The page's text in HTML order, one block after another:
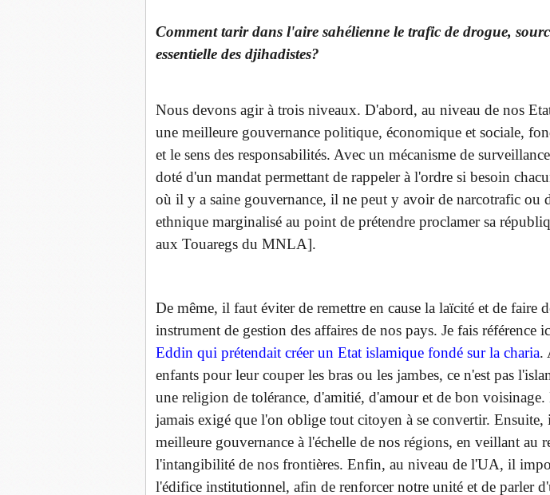
Comment tarir dans l'aire sahélienne le trafic de drogue,
essentielle des djihadistes?
Nous devons agir à trois niveaux. D'abord, au niveau de nos
une meilleure gouvernance politique, économique et sociale,
et le sens des responsabilités. Avec un mécanisme de
doté d'un mandat permettant de rappeler à l'ordre si besoin
où il y a saine gouvernance, il ne peut y avoir de narcotrafic ou
ethnique marginalisé au point de prétendre proclamer sa
aux Touaregs du MNLA].
De même, il faut éviter de remettre en cause la laïcité et de faire
instrument de gestion des affaires de nos pays. Je fais référence
Eddin qui prétendait créer un Etat islamique fondé sur la charia.
enfants pour leur couper les bras ou les jambes, ce n'est pas
une religion de tolérance, d'amitié, d'amour et de bon voisinage.
jamais exigé que l'on oblige tout citoyen à se convertir. Ensuite,
meilleure gouvernance à l'échelle de nos régions, en veillant au
l'intangibilité de nos frontières. Enfin, au niveau de l'UA, il
l'édifice institutionnel, afin de renforcer notre unité et de parler